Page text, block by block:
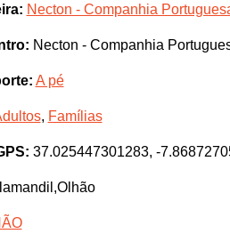
Necton - Companhia
Necton - Companhia
A pé
, Famílias
37.025447301283, -